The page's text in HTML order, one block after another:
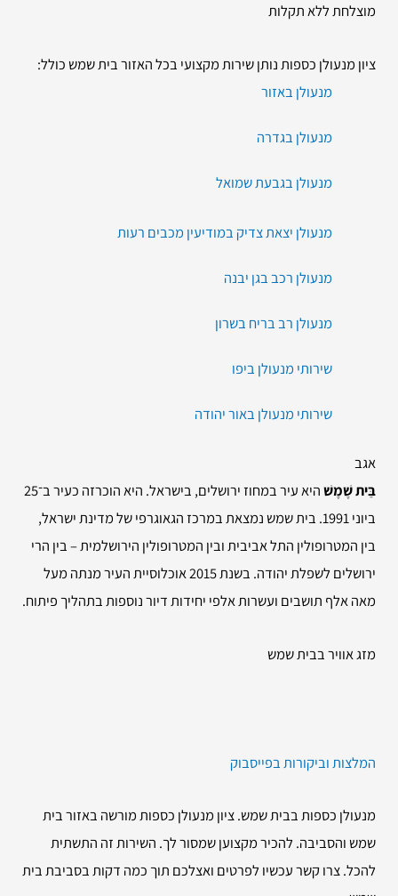
מוצלחת ללא תקלות
ציון מנעולן כספות נותן שירות מקצועי בכל האזור בית שמש כולל:
מנעולן באזור
מנעולן בגדרה
מנעולן בגבעת שמואל
מנעולן יצאת צדיק במודיעין מכבים רעות
מנעולן רכב בגן יבנה
מנעולן רב בריח בשרון
שירותי מנעולן ביפו
שירותי מנעולן באור יהודה
אגב
בֵּית שֶׁמֶשׁ
היא עיר במחוז ירושלים, בישראל. היא הוכרזה כעיר ב־25
ביוני 1991. בית שמש נמצאת במרכז הגאוגרפי של מדינת ישראל,
בין המטרופולין התל אביבית ובין המטרופולין הירושלמית – בין הרי
ירושלים לשפלת יהודה. בשנת 2015 אוכלוסיית העיר מנתה מעל
מאה אלף תושבים ועשרות אלפי יחידות דיור נוספות בתהליך פיתוח.
מזג אוויר בבית שמש
המלצות וביקורות בפייסבוק
מנעולן כספות בבית שמש. ציון מנעולן כספות מורשה באזור בית
שמש והסביבה. להכיר מקצוען שמסור לך. השירות זה התשתית
להכל. צרו קשר עכשיו לפרטים ואצלכם תוך כמה דקות בסביבת בית